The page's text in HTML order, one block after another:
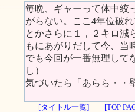
毎晩、ギャーって体中絞
がらない。ここ4年位破
とかさらに１，２キロ減
もにあがりだして今、当
でも今回が一番無理して
し）
気づいたら「あらら・・
[タイトル一覧] [TOP